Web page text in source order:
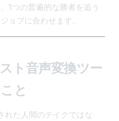
1つの普遍的な勝者を追う
ョブに合わせます。
ト音声変換ツー
と
れた人間のテイクではな